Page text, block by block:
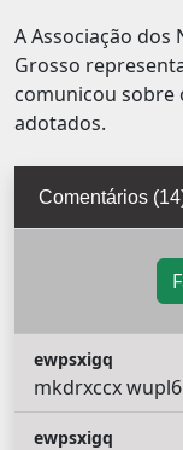
A Associação
Grosso
comunicou sobre
adotados.
Comentários
ewpsxigq
mkdrxccx
ewpsxigq